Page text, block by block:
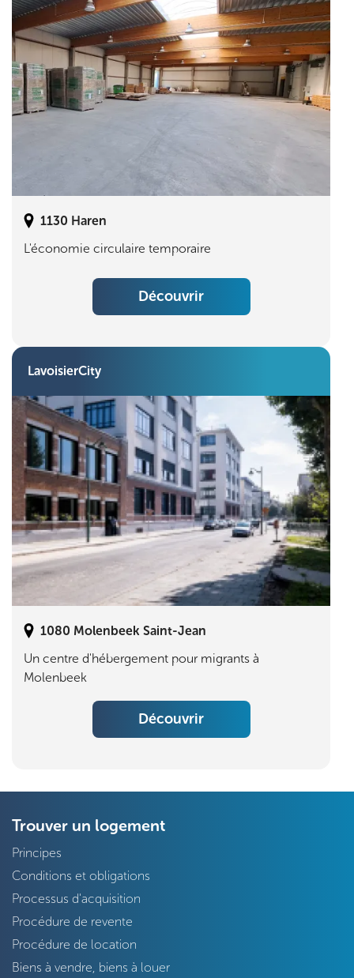
1130 Haren
L'économie circulaire temporaire
Découvrir
LavoisierCity
1080 Molenbeek Saint-Jean
Un centre d'hébergement pour migrants à
Molenbeek
Découvrir
Trouver un logement
Principes
Conditions et obligations
Processus d'acquisition
Procédure de revente
Procédure de location
Biens à vendre, biens à louer